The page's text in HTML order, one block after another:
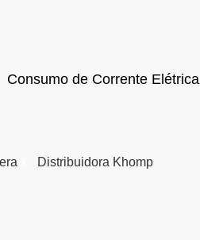
Consumo de Corrente Elétrica
Distribuidora Khomp